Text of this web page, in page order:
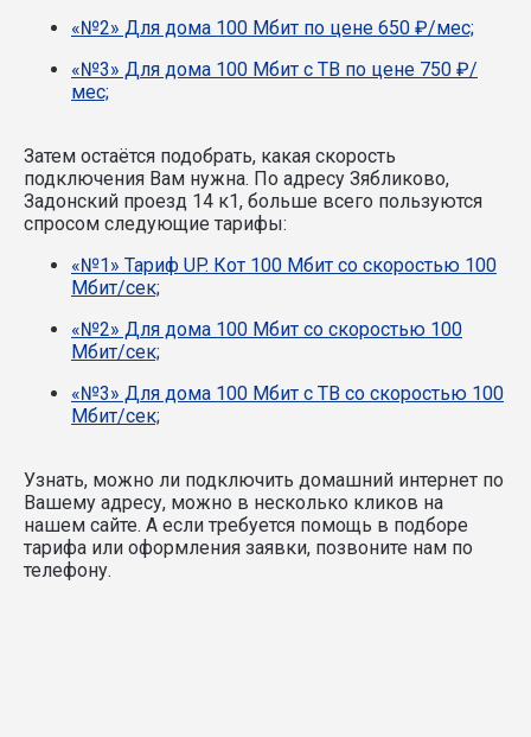
«№2» Для дома 100 Мбит по цене 650 ₽/мес;
«№3» Для дома 100 Мбит с ТВ по цене 750 ₽/
мес;
Затем остаётся подобрать, какая скорость
подключения Вам нужна. По адресу Зябликово,
Задонский проезд 14 к1, больше всего пользуются
спросом следующие тарифы:
«№1» Тариф UP. Кот 100 Мбит со скоростью 100
Мбит/сек;
«№2» Для дома 100 Мбит со скоростью 100
Мбит/сек;
«№3» Для дома 100 Мбит с ТВ со скоростью 100
Мбит/сек;
Узнать, можно ли подключить домашний интернет по
Вашему адресу, можно в несколько кликов на
нашем сайте. А если требуется помощь в подборе
тарифа или оформления заявки, позвоните нам по
телефону.